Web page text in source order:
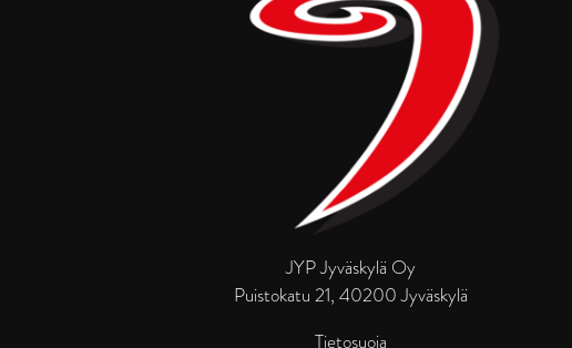
JYP Jyväskylä Oy
Puistokatu 21, 40200 Jyväskylä
Tietosuoja